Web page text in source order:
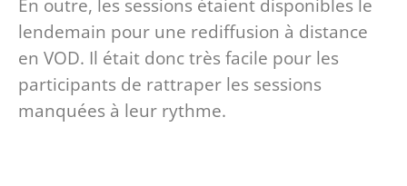
lendemain pour une rediffusion à distance
en VOD. Il était donc très facile pour les
participants de rattraper les sessions
manquées à leur rythme.